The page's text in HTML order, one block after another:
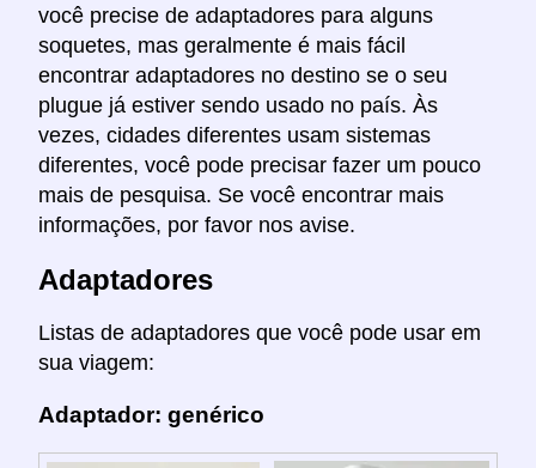
você precise de adaptadores para alguns
soquetes, mas geralmente é mais fácil
encontrar adaptadores no destino se o seu
plugue já estiver sendo usado no país. Às
vezes, cidades diferentes usam sistemas
diferentes, você pode precisar fazer um pouco
mais de pesquisa. Se você encontrar mais
informações, por favor nos avise.
Adaptadores
Listas de adaptadores que você pode usar em
sua viagem:
Adaptador: genérico